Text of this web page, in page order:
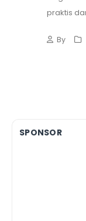
praktis
By
SPONSOR